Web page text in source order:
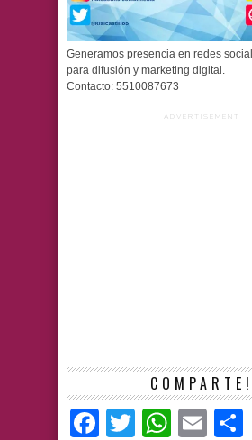
Generamos presencia en redes
para difusión y marketing digital.
Contacto: 5510087673
ADVERTISEMENT
COMPARTE!
Facebook
Twitter